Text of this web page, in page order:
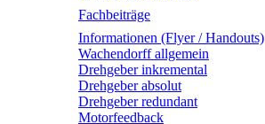
Fachbeiträge
Informationen (Flyer / Handouts)
Wachendorff allgemein
Drehgeber inkremental
Drehgeber absolut
Drehgeber redundant
Motorfeedback